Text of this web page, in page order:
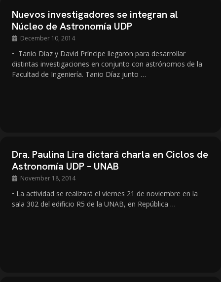
Nuevos investigadores se integran al
Núcleo de Astronomía UDP
December 10, 2014
• Tanio Díaz y David Príncipe llegaron para desarrollar
distintas investigaciones en conjunto con astrónomos de la
Facultad de Ingeniería. Tanio Díaz junto …
Dra. Paulina Lira dictará charla en Ciclos de
Astronomía UDP – UNAB
November 18, 2014
• La actividad se realizará el viernes 21 de noviembre en la
sala 302 del edificio R5 de la UNAB, en República …